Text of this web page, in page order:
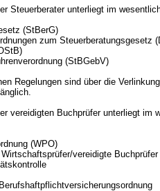
Steuerberater unterliegt im
(StBerG)
zum Steuerberatungsgesetz
(StBGebV)
Regelungen sind über die
vereidigten Buchprüfer unterliegt im
(WPO)
vereidigte